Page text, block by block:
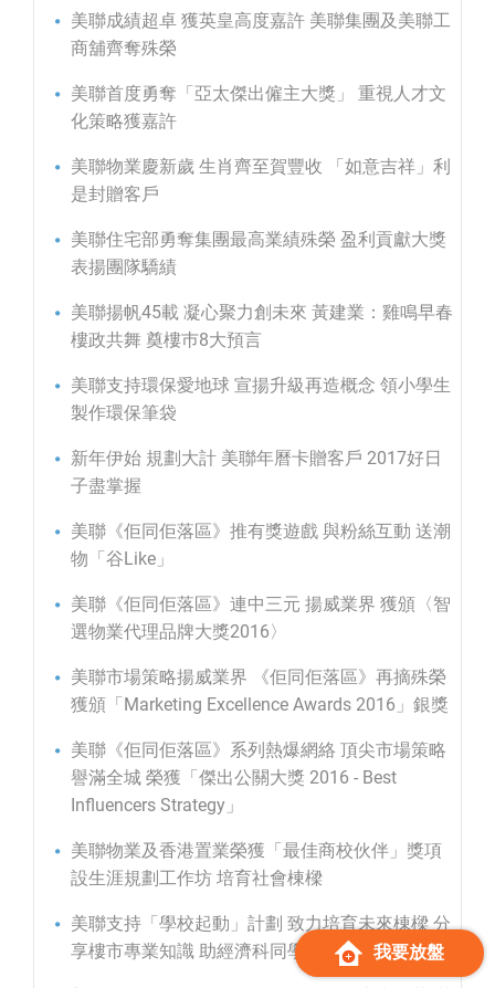
美聯成績超卓 獲英皇高度嘉許 美聯集團及美聯工
商舖齊奪殊榮
美聯首度勇奪「亞太傑出僱主大獎」 重視人才文
化策略獲嘉許
美聯物業慶新歲 生肖齊至賀豐收 「如意吉祥」利
是封贈客戶
美聯住宅部勇奪集團最高業績殊榮 盈利貢獻大獎
表揚團隊驕績
美聯揚帆45載 凝心聚力創未來 黃建業：雞鳴早春
樓政共舞 奠樓巿8大預言
美聯支持環保愛地球 宣揚升級再造概念 領小學生
製作環保筆袋
新年伊始 規劃大計 美聯年曆卡贈客戶 2017好日
子盡掌握
美聯《佢同佢落區》推有獎遊戲 與粉絲互動 送潮
物「谷Like」
美聯《佢同佢落區》連中三元 揚威業界 獲頒〈智
選物業代理品牌大獎2016〉
美聯市場策略揚威業界 《佢同佢落區》再摘殊榮
獲頒「Marketing Excellence Awards 2016」銀獎
美聯《佢同佢落區》系列熱爆網絡 頂尖市場策略
譽滿全城 榮獲「傑出公關大獎 2016 - Best
Influencers Strategy」
美聯物業及香港置業榮獲「最佳商校伙伴」獎項
設生涯規劃工作坊 培育社會棟樑
美聯支持「學校起動」計劃 致力培育未來棟樑 分
享樓市專業知識 助經濟科同學提升軟實力我要放盤